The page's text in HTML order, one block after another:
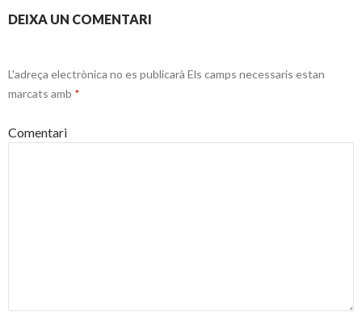
DEIXA UN COMENTARI
L'adreça electrònica no es publicarà Els camps necessaris estan
marcats amb *
Comentari